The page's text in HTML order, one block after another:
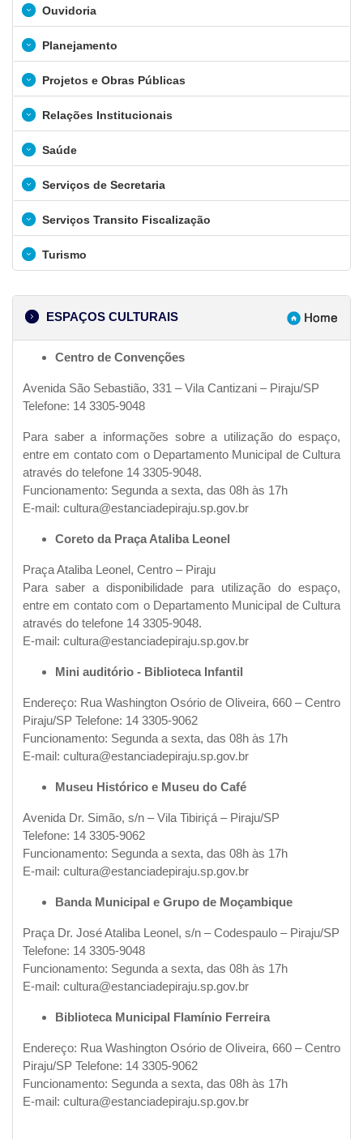
Ouvidoria
Planejamento
Projetos e Obras Públicas
Relações Institucionais
Saúde
Serviços de Secretaria
Serviços Transito Fiscalização
Turismo
ESPAÇOS CULTURAIS
Centro de Convenções
Avenida São Sebastião, 331 – Vila Cantizani – Piraju/SP
Telefone: 14 3305-9048
Para saber a informações sobre a utilização do espaço,
entre em contato com o Departamento Municipal de Cultura
através do telefone 14 3305-9048.
Funcionamento: Segunda a sexta, das 08h às 17h
E-mail: cultura@estanciadepiraju.sp.gov.br
Coreto da Praça Ataliba Leonel
Praça Ataliba Leonel, Centro – Piraju
Para saber a disponibilidade para utilização do espaço,
entre em contato com o Departamento Municipal de Cultura
através do telefone 14 3305-9048.
E-mail: cultura@estanciadepiraju.sp.gov.br
Mini auditório - Biblioteca Infantil
Endereço: Rua Washington Osório de Oliveira, 660 – Centro
Piraju/SP Telefone: 14 3305-9062
Funcionamento: Segunda a sexta, das 08h às 17h
E-mail: cultura@estanciadepiraju.sp.gov.br
Museu Histórico e Museu do Café
Avenida Dr. Simão, s/n – Vila Tibiriçá – Piraju/SP
Telefone: 14 3305-9062
Funcionamento: Segunda a sexta, das 08h às 17h
E-mail: cultura@estanciadepiraju.sp.gov.br
Banda Municipal e Grupo de Moçambique
Praça Dr. José Ataliba Leonel, s/n – Codespaulo – Piraju/SP
Telefone: 14 3305-9048
Funcionamento: Segunda a sexta, das 08h às 17h
E-mail: cultura@estanciadepiraju.sp.gov.br
Biblioteca Municipal Flamínio Ferreira
Endereço: Rua Washington Osório de Oliveira, 660 – Centro
Piraju/SP Telefone: 14 3305-9062
Funcionamento: Segunda a sexta, das 08h às 17h
E-mail: cultura@estanciadepiraju.sp.gov.br